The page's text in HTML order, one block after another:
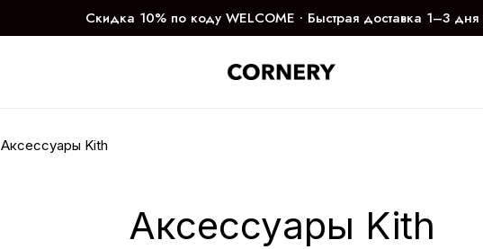
Скидка 10% по коду WELCOME ∙ Быстрая доставка 1–3 дня
Аксессуары Kith
Аксессуары Kith